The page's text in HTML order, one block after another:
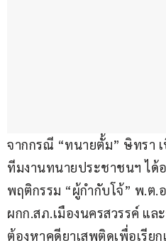
จากกรณี “ทนายตั้ม” ษิทรา เ
ทีมงานทนายประชาชนฯ ได้
พฤติกรรม “ผู้กำกับโจ้” พ.ต.
ผกก.สภ.เมืองนครสวรรค์ แ
ต้องหาคดียาเสพติดเพื่อเรีย